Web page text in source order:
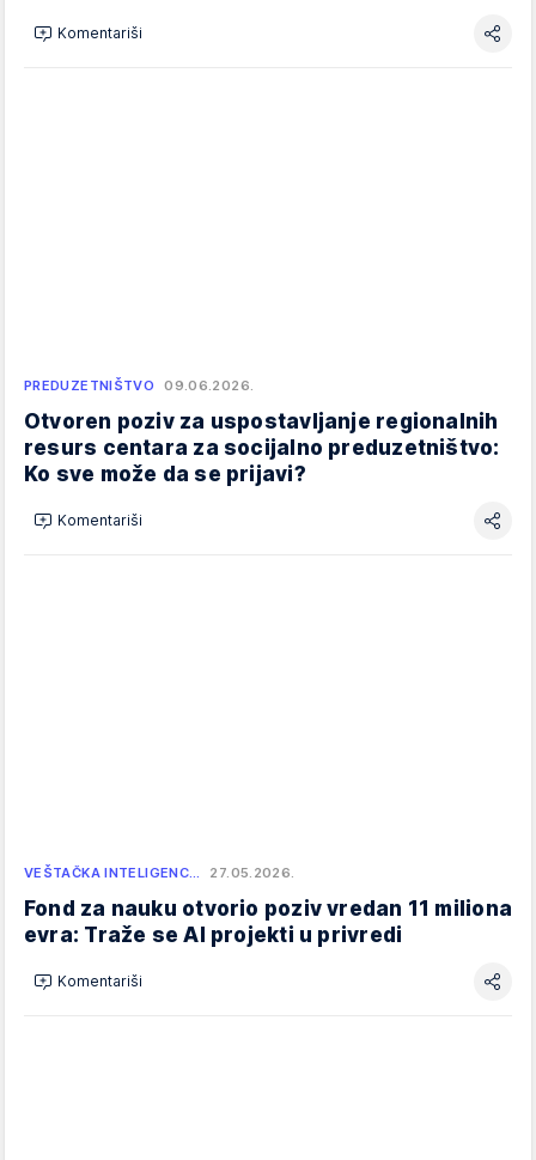
Komentariši
PREDUZETNIŠTVO 09.06.2026.
Otvoren poziv za uspostavljanje regionalnih
resurs centara za socijalno preduzetništvo:
Ko sve može da se prijavi?
Komentariši
VEŠTAČKA INTELIGENC… 27.05.2026.
Fond za nauku otvorio poziv vredan 11 miliona
evra: Traže se AI projekti u privredi
Komentariši